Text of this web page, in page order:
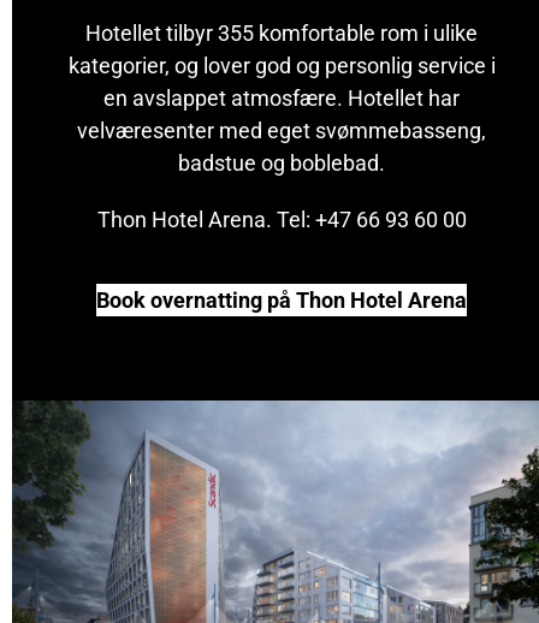
Hotellet tilbyr 355 komfortable rom i ulike
kategorier, og lover god og personlig service i
en avslappet atmosfære. Hotellet har
velværesenter med eget svømmebasseng,
badstue og boblebad.
Thon Hotel Arena. Tel: +47 66 93 60 00
Book overnatting på Thon Hotel Arena